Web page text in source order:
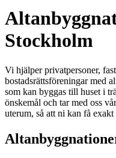
Stockholm
Vi hjälper privatpersoner,
bostadsrättsföreningar med
som kan byggas till huset i
önskemål och tar med oss
uterum, så att ni kan få